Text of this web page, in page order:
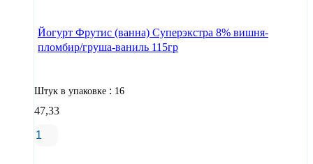
Йогурт Фрутис (ванна) Суперэкстра 8% вишня-
пломбир/груша-ваниль 115гр
Штук в упаковке : 16
47,33